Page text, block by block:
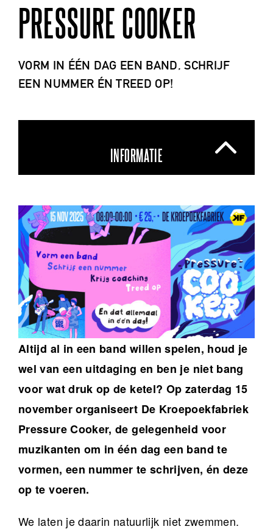
PRESSURE COOKER
VORM IN ÉÉN DAG EEN BAND, SCHRIJF
EEN NUMMER ÉN TREED OP!
INFORMATIE
Altijd al in een band willen spelen, houd je
wel van een uitdaging en ben je niet bang
voor wat druk op de ketel? Op zaterdag 15
november organiseert De Kroepoekfabriek
Pressure Cooker, de gelegenheid voor
muzikanten om in één dag een band te
vormen, een nummer te schrijven, én deze
op te voeren.
We laten je daarin natuurlijk niet zwemmen.